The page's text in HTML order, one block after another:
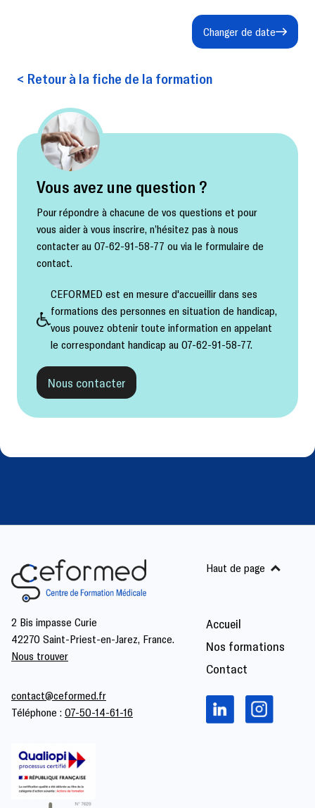
Changer de date
< Retour à la fiche de la formation
Vous avez une question ?
Pour répondre à chacune de vos questions et pour
vous aider à vous inscrire, n’hésitez pas à nous
contacter au 07-62-91-58-77 ou via le formulaire de
contact.
CEFORMED est en mesure d'accueillir dans ses
formations des personnes en situation de handicap,
vous pouvez obtenir toute information en appelant
le correspondant handicap au 07-62-91-58-77.
Nous contacter
2 Bis impasse Curie
42270 Saint-Priest-en-Jarez, France.
Nous trouver
Accueil
Nos formations
Contact
Haut de page
contact@ceformed.fr
Téléphone : 07-50-14-61-16